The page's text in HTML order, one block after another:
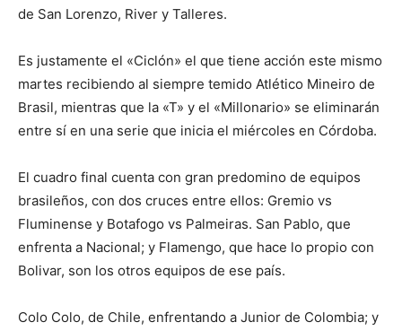
de San Lorenzo, River y Talleres.
Es justamente el «Ciclón» el que tiene acción este mismo
martes recibiendo al siempre temido Atlético Mineiro de
Brasil, mientras que la «T» y el «Millonario» se eliminarán
entre sí en una serie que inicia el miércoles en Córdoba.
El cuadro final cuenta con gran predomino de equipos
brasileños, con dos cruces entre ellos: Gremio vs
Fluminense y Botafogo vs Palmeiras. San Pablo, que
enfrenta a Nacional; y Flamengo, que hace lo propio con
Bolivar, son los otros equipos de ese país.
Colo Colo, de Chile, enfrentando a Junior de Colombia; y